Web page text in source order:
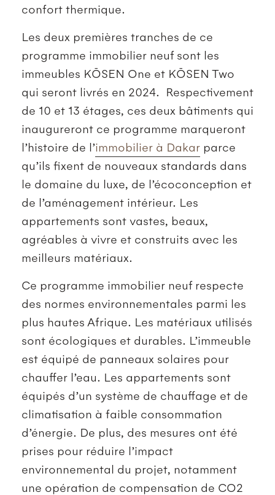
confort thermique.
Les deux premières tranches de ce
programme immobilier neuf sont les
immeubles KŌSEN One et KŌSEN Two
qui seront livrés en 2024. Respectivement
de 10 et 13 étages, ces deux bâtiments qui
inaugureront ce programme marqueront
l’histoire de l’immobilier à Dakar parce
qu’ils fixent de nouveaux standards dans
le domaine du luxe, de l’écoconception et
de l’aménagement intérieur. Les
appartements sont vastes, beaux,
agréables à vivre et construits avec les
meilleurs matériaux.
Ce programme immobilier neuf respecte
des normes environnementales parmi les
plus hautes Afrique. Les matériaux utilisés
sont écologiques et durables. L’immeuble
est équipé de panneaux solaires pour
chauffer l’eau. Les appartements sont
équipés d’un système de chauffage et de
climatisation à faible consommation
d’énergie. De plus, des mesures ont été
prises pour réduire l’impact
environnemental du projet, notamment
une opération de compensation de CO2